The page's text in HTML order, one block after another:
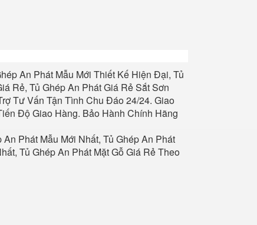
An Phát Mẫu Mới Thiết Kế Hiện Đại, Tủ
Rẻ, Tủ Ghép An PhátGiá Rẻ Sắt Sơn
Tư Vấn Tận Tình Chu Đáo 24/24. Giao
Độ Giao Hàng. Bảo Hành Chính Hãng
An Phát Mẫu Mới Nhất, Tủ Ghép An Phát
Tủ Ghép An Phát Mặt Gỗ Giá Rẻ Theo